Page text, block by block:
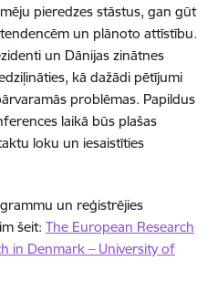
pieredzes stāstus, gan gūt
un plānoto attīstību.
un Dānijas zinātnes
kā dažādi pētījumi
problēmas. Papildus
laikā būs plašas
loku un iesaistīties
un reģistrējies
šeit: The European Research
in Denmark – University of